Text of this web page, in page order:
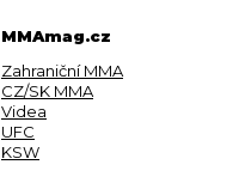
MMAmag.cz
Zahraniční MMA
CZ/SK MMA
Videa
UFC
KSW